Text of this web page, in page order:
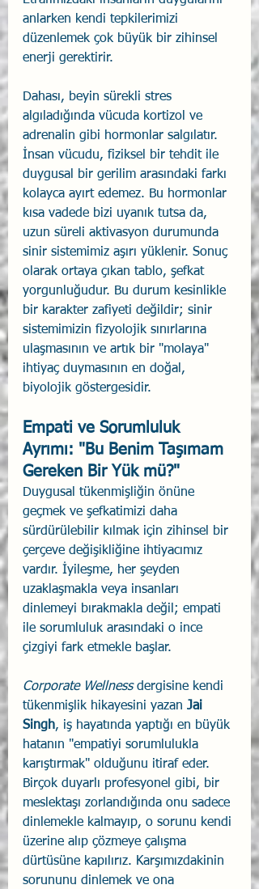
anlarken kendi tepkilerimizi
düzenlemek çok büyük bir zihinsel
enerji gerektirir.
Dahası, beyin sürekli stres
algıladığında vücuda kortizol ve
adrenalin gibi hormonlar salgılatır.
İnsan vücudu, fiziksel bir tehdit ile
duygusal bir gerilim arasındaki farkı
kolayca ayırt edemez. Bu hormonlar
kısa vadede bizi uyanık tutsa da,
uzun süreli aktivasyon durumunda
sinir sistemimiz aşırı yüklenir. Sonuç
olarak ortaya çıkan tablo, şefkat
yorgunluğudur. Bu durum kesinlikle
bir karakter zafiyeti değildir; sinir
sistemimizin fizyolojik sınırlarına
ulaşmasının ve artık bir "molaya"
ihtiyaç duymasının en doğal,
biyolojik göstergesidir.
Empati ve Sorumluluk
Ayrımı: "Bu Benim Taşımam
Gereken Bir Yük mü?"
Duygusal tükenmişliğin önüne
geçmek ve şefkatimizi daha
sürdürülebilir kılmak için zihinsel bir
çerçeve değişikliğine ihtiyacımız
vardır. İyileşme, her şeyden
uzaklaşmakla veya insanları
dinlemeyi bırakmakla değil; empati
ile sorumluluk arasındaki o ince
çizgiyi fark etmekle başlar.
Corporate Wellness dergisine kendi
tükenmişlik hikayesini yazan Jai
Singh, iş hayatında yaptığı en büyük
hatanın "empatiyi sorumlulukla
karıştırmak" olduğunu itiraf eder.
Birçok duyarlı profesyonel gibi, bir
meslektaşı zorlandığında onu sadece
dinlemekle kalmayıp, o sorunu kendi
üzerine alıp çözmeye çalışma
dürtüsüne kapılırız. Karşımızdakinin
sorununu dinlemek ve ona